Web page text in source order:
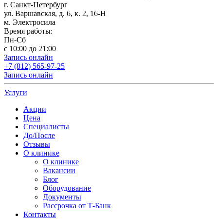
г. Санкт-Петербург
ул. Варшавская, д. 6, к. 2, 16-Н
м. Электросила
Время работы:
Пн-Сб
с 10:00 до 21:00
Запись онлайн
+7 (812) 565-97-25
Запись онлайн
Услуги
Акции
Цена
Специалисты
До/После
Отзывы
О клинике
О клинике
Вакансии
Блог
Оборудование
Документы
Рассрочка от Т-Банк
Контакты